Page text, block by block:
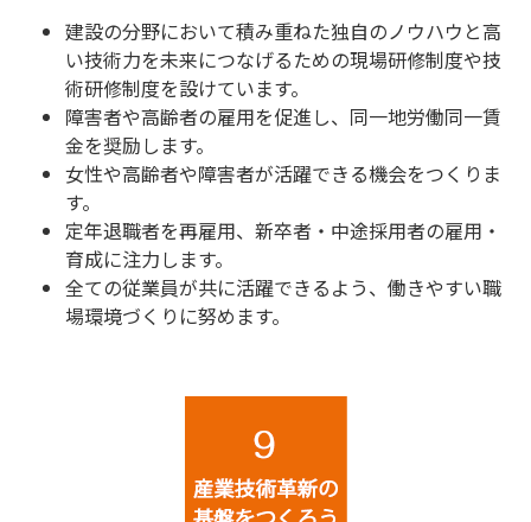
建設の分野において積み重ねた独自のノウハウと高
い技術力を未来につなげるための現場研修制度や技
術研修制度を設けています。
障害者や高齢者の雇用を促進し、同一地労働同一賃
金を奨励します。
女性や高齢者や障害者が活躍できる機会をつくりま
す。
定年退職者を再雇用、新卒者・中途採用者の雇用・
育成に注力します。
全ての従業員が共に活躍できるよう、働きやすい職
場環境づくりに努めます。